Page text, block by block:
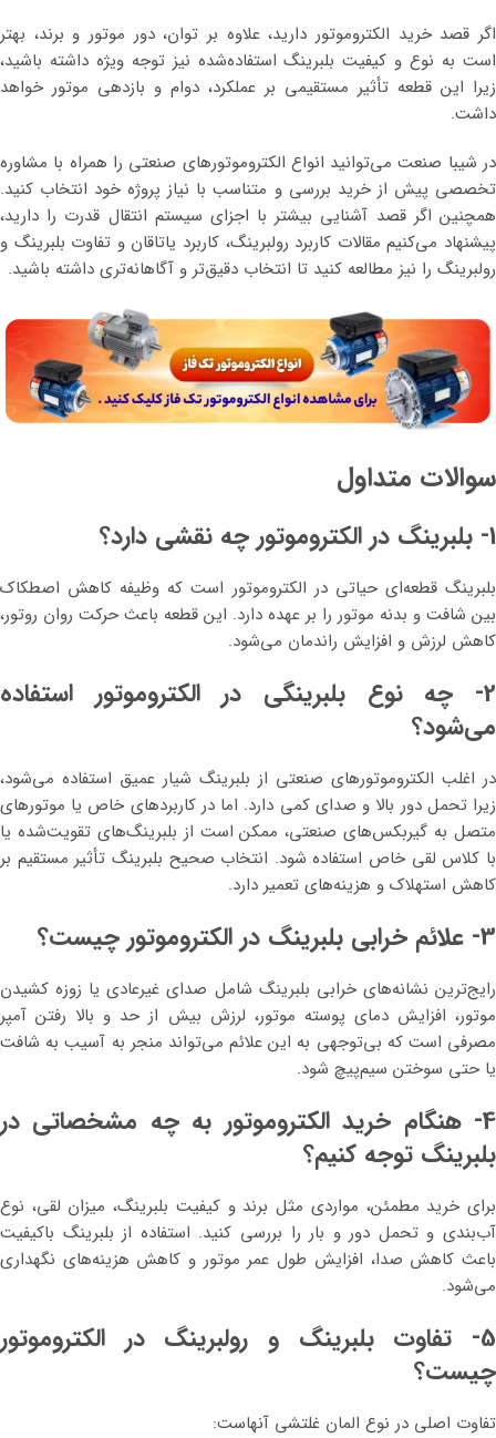
اگر قصد خرید الکتروموتور دارید، علاوه بر توان، دور موتور و برند، بهتر
است به نوع و کیفیت بلبرینگ استفاده‌شده نیز توجه ویژه داشته باشید،
زیرا این قطعه تأثیر مستقیمی بر عملکرد، دوام و بازدهی موتور خواهد
داشت.
در شیبا صنعت می‌توانید انواع الکتروموتورهای صنعتی را همراه با مشاوره
تخصصی پیش از خرید بررسی و متناسب با نیاز پروژه خود انتخاب کنید.
همچنین اگر قصد آشنایی بیشتر با اجزای سیستم انتقال قدرت را دارید،
پیشنهاد می‌کنیم مقالات کاربرد رولبرینگ، کاربرد یاتاقان و تفاوت بلبرینگ و
رولبرینگ را نیز مطالعه کنید تا انتخاب دقیق‌تر و آگاهانه‌تری داشته باشید.
سوالات متداول
1- بلبرینگ در الکتروموتور چه نقشی دارد؟
بلبرینگ قطعه‌ای حیاتی در الکتروموتور است که وظیفه کاهش اصطکاک
بین شافت و بدنه موتور را بر عهده دارد. این قطعه باعث حرکت روان روتور،
کاهش لرزش و افزایش راندمان می‌شود.
2- چه نوع بلبرینگی در الکتروموتور استفاده
می‌شود؟
در اغلب الکتروموتورهای صنعتی از بلبرینگ شیار عمیق استفاده می‌شود،
زیرا تحمل دور بالا و صدای کمی دارد. اما در کاربردهای خاص یا موتورهای
متصل به گیربکس‌های صنعتی، ممکن است از بلبرینگ‌های تقویت‌شده یا
با کلاس لقی خاص استفاده شود. انتخاب صحیح بلبرینگ تأثیر مستقیم بر
کاهش استهلاک و هزینه‌های تعمیر دارد.
3- علائم خرابی بلبرینگ در الکتروموتور چیست؟
رایج‌ترین نشانه‌های خرابی بلبرینگ شامل صدای غیرعادی یا زوزه کشیدن
موتور، افزایش دمای پوسته موتور، لرزش بیش از حد و بالا رفتن آمپر
مصرفی است که بی‌توجهی به این علائم می‌تواند منجر به آسیب به شافت
یا حتی سوختن سیم‌پیچ شود.
4- هنگام خرید الکتروموتور به چه مشخصاتی در
بلبرینگ توجه کنیم؟
برای خرید مطمئن، مواردی مثل برند و کیفیت بلبرینگ، میزان لقی، نوع
آب‌بندی و تحمل دور و بار را بررسی کنید. استفاده از بلبرینگ باکیفیت
باعث کاهش صدا، افزایش طول عمر موتور و کاهش هزینه‌های نگهداری
می‌شود.
5- تفاوت بلبرینگ و رولبرینگ در الکتروموتور
چیست؟
تفاوت اصلی در نوع المان غلتشی آنهاست: